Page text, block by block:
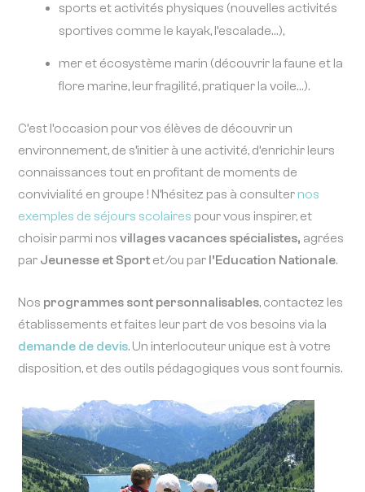
sports et activités physiques (nouvelles activités
sportives comme le kayak, l’escalade…),
mer et écosystème marin (découvrir la faune et la
flore marine, leur fragilité, pratiquer la voile…).
C’est l’occasion pour vos élèves de découvrir un
environnement, de s’initier à une activité, d’enrichir leurs
connaissances tout en profitant de moments de
convivialité en groupe ! N’hésitez pas à consulternos
exemples de séjours scolaires pour vous inspirer, et
choisir parmi nosvillages vacances spécialistes, agrées
par Jeunesse et Sport et/ou par l’Education Nationale.
Nos programmes sont personnalisables, contactez les
établissements et faites leur part de vos besoins via la
demande de devis. Un interlocuteur unique est à votre
disposition, et des outils pédagogiques vous sont fournis.